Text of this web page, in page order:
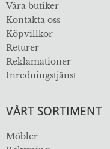
Våra butiker
Kontakta oss
Köpvillkor
Returer
Reklamationer
Inredningstjänst
VÅRT SORTIMENT
Möbler